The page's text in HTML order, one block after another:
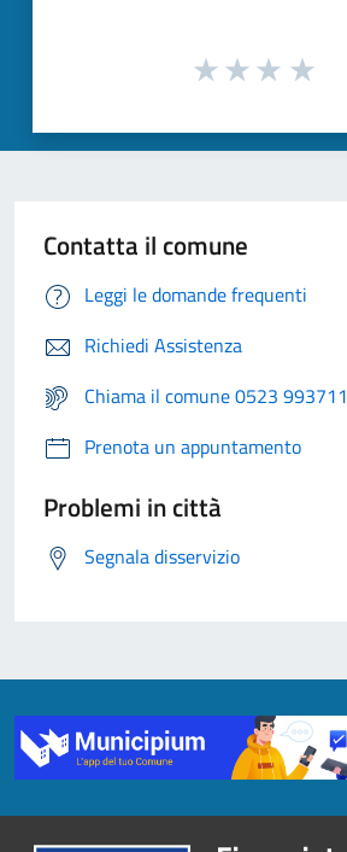
Contatta il comune
Leggi le domande frequenti
Richiedi Assistenza
Chiama il comune 0523 993711
Prenota un appuntamento
Problemi in città
Segnala disservizio